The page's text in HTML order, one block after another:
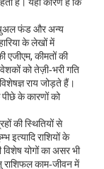
फंड और अन्य
के लेखों में
एजीएम, कीमतों की
को तेज़ी‑भरी गति
राय जोड़ते हैं।
के कारणों को
की स्थितियों से
इत्यादि राशियों के
विशेष योगों का असर भी
काम‑जीवन में